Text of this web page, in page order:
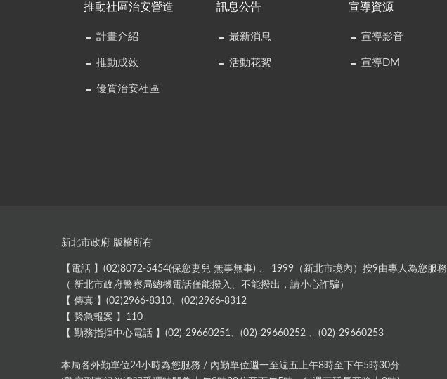
推動社區治安營造
計畫介紹
推動成效
優質治安社區
訊息公告
最新消息
活動花絮
宣導資源
宣導影音
宣導DM
:::
新北市政府 版權所有
【電話 】(02)8072-5454(保您妻兒 無事無事) 、 1999（新北市境內）按9由專人為您服務
（ 新北市政府警察局總機電話僅能撥入、不能撥出，請小心詐騙）
【 傳真 】(02)2966-8310、(02)2966-8312
【 緊急報案 】110
【 勤務指揮中心電話 】(02)-29660251、(02)-29660252 、(02)-29660253
本局各外勤單位24小時為您服務 / 內勤單位週一至週五上午8時至下午5時30分